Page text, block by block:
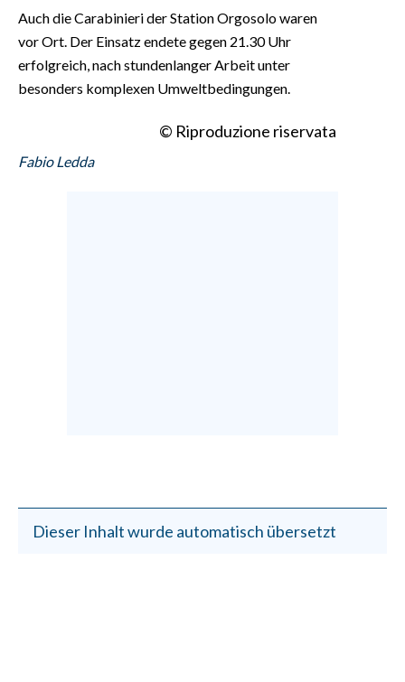
Auch die Carabinieri der Station Orgosolo waren
vor Ort. Der Einsatz endete gegen 21.30 Uhr
erfolgreich, nach stundenlanger Arbeit unter
besonders komplexen Umweltbedingungen.
© Riproduzione riservata
Fabio Ledda
Dieser Inhalt wurde automatisch übersetzt